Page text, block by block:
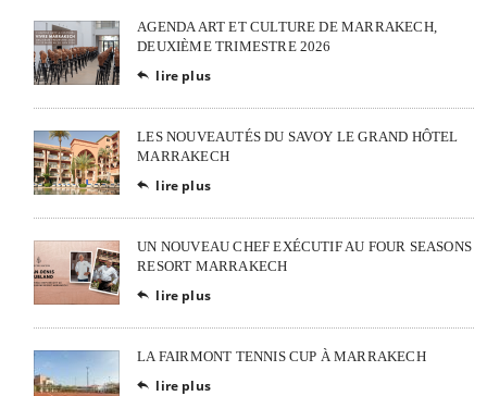
AGENDA ART ET CULTURE DE MARRAKECH,
DEUXIÈME TRIMESTRE 2026
 lire plus
LES NOUVEAUTÉS DU SAVOY LE GRAND HÔTEL
MARRAKECH
 lire plus
UN NOUVEAU CHEF EXÉCUTIF AU FOUR SEASONS
RESORT MARRAKECH
 lire plus
LA FAIRMONT TENNIS CUP À MARRAKECH
 lire plus